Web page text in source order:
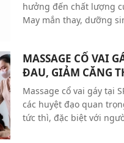
hưởng đến chất lượng
May mắn thay, dưỡng
MASSAGE CỔ VAI
ĐAU, GIẢM CĂNG
LẦN ĐẦU
Massage cổ vai gáy tại
các huyệt đạo quan
tức thì, đặc biệt với